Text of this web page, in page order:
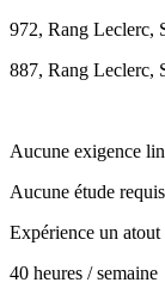
972, Rang Leclerc,
887, Rang Leclerc,
Aucune exigence
Aucune étude
Expérience un atout
40 heures / semaine